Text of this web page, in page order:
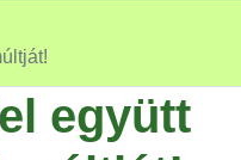
együtt